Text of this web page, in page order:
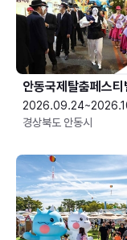
안동국제탈춤페스티
경상북도 안동시